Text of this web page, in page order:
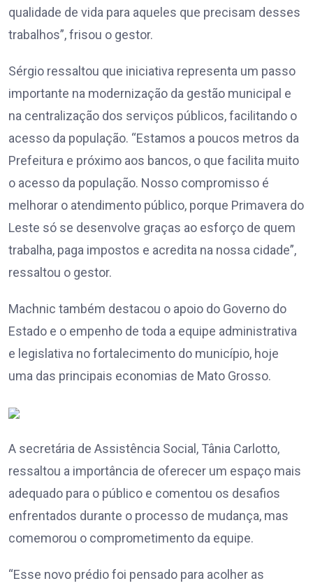
qualidade de vida para aqueles que precisam desses
trabalhos”, frisou o gestor.
Sérgio ressaltou que iniciativa representa um passo
importante na modernização da gestão municipal e
na centralização dos serviços públicos, facilitando o
acesso da população. “Estamos a poucos metros da
Prefeitura e próximo aos bancos, o que facilita muito
o acesso da população. Nosso compromisso é
melhorar o atendimento público, porque Primavera do
Leste só se desenvolve graças ao esforço de quem
trabalha, paga impostos e acredita na nossa cidade”,
ressaltou o gestor.
Machnic também destacou o apoio do Governo do
Estado e o empenho de toda a equipe administrativa
e legislativa no fortalecimento do município, hoje
uma das principais economias de Mato Grosso.
A secretária de Assistência Social, Tânia Carlotto,
ressaltou a importância de oferecer um espaço mais
adequado para o público e comentou os desafios
enfrentados durante o processo de mudança, mas
comemorou o comprometimento da equipe.
“Esse novo prédio foi pensado para acolher as